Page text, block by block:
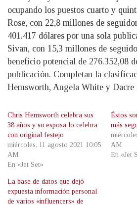
ocupando los puestos cuarto y
Rose, con 22,8 millones de
401.417 dólares por una sola
Sivan, con 15,3 millones de
beneficio potencial de 276.352,08
publicación. Completan la
Hemsworth, Angela White y Dacre
Chris Hemsworth celebra sus
38 años y su esposa lo celebra
con original festejo
miércoles, 11 agosto 2021 10:05
AM
En «Jet Set»
Éstos
más
AM
En «Jet
La base de datos que dejó
expuesta información personal
de varios «influencers» de